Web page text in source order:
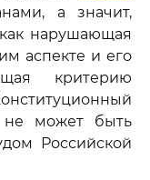
а значит,
нарушающая
аспекте и его
критерию
не может быть
Российской